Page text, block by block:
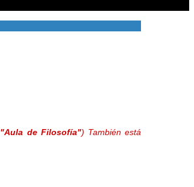
"Aula de Filosofía") También está